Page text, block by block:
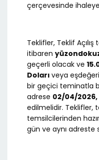
çerçevesinde
Teklifler, Teklif Açılış
itibaren
geçerli olacak ve
Doları veya
bir geçici teminatla
adrese 02/04/
edilmelidir. Teklifler,
temsilcilerinden
gün ve aynı adreste